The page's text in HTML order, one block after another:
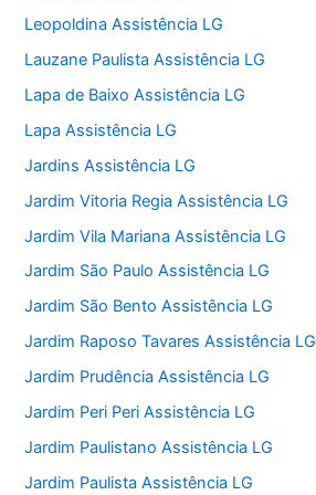
Leopoldina Assistência LG
Lauzane Paulista Assistência LG
Lapa de Baixo Assistência LG
Lapa Assistência LG
Jardins Assistência LG
Jardim Vitoria Regia Assistência LG
Jardim Vila Mariana Assistência LG
Jardim São Paulo Assistência LG
Jardim São Bento Assistência LG
Jardim Raposo Tavares Assistência LG
Jardim Prudência Assistência LG
Jardim Peri Peri Assistência LG
Jardim Paulistano Assistência LG
Jardim Paulista Assistência LG